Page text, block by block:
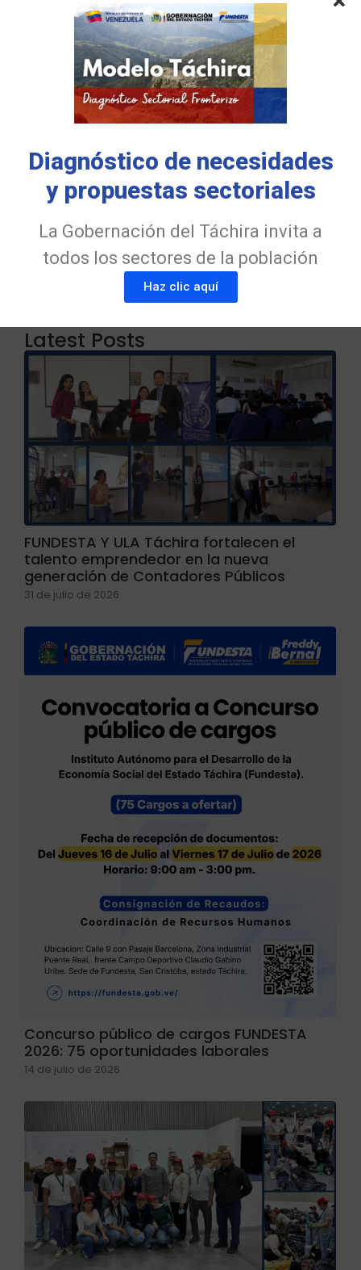
Impact Financial
agreed answer rather joy nature admire wisdom.
Explore More
Latest Posts
FUNDESTA Y ULA Táchira fortalecen el
talento emprendedor en la nueva
generación de Contadores Públicos
31 de julio de 2026
Concurso público de cargos FUNDESTA
2026: 75 oportunidades laborales
14 de julio de 2026
Diagnóstico de necesidades
y propuestas sectoriales
La Gobernación del Táchira invita a
todos los sectores de la población
Haz clic aquí